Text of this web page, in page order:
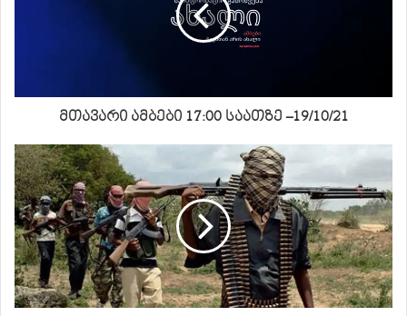
მთავარი ამბები 17:00 საათზე –19/10/21